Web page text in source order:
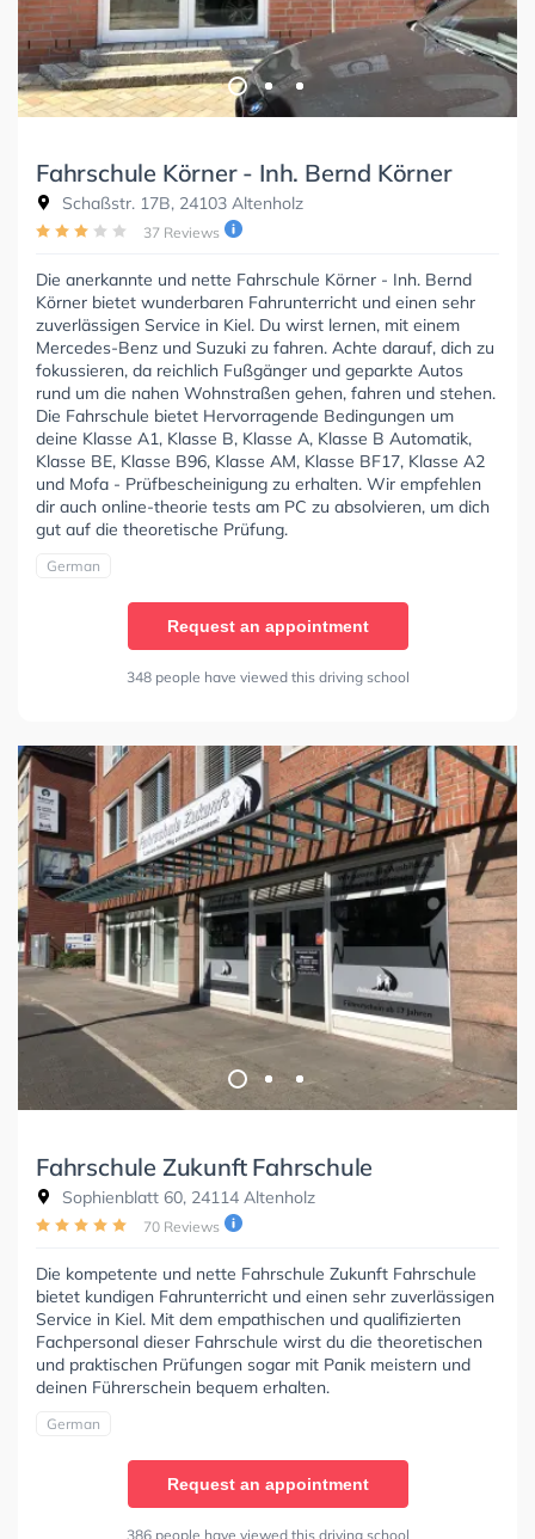
Fahrschule Körner - Inh. Bernd Körner
Schaßstr. 17B, 24103 Altenholz
37 Reviews
Die anerkannte und nette Fahrschule Körner - Inh. Bernd
Körner bietet wunderbaren Fahrunterricht und einen sehr
zuverlässigen Service in Kiel. Du wirst lernen, mit einem
Mercedes-Benz und Suzuki zu fahren. Achte darauf, dich zu
fokussieren, da reichlich Fußgänger und geparkte Autos
rund um die nahen Wohnstraßen gehen, fahren und stehen.
Die Fahrschule bietet Hervorragende Bedingungen um
deine Klasse A1, Klasse B, Klasse A, Klasse B Automatik,
Klasse BE, Klasse B96, Klasse AM, Klasse BF17, Klasse A2
und Mofa - Prüfbescheinigung zu erhalten. Wir empfehlen
dir auch online-theorie tests am PC zu absolvieren, um dich
gut auf die theoretische Prüfung.
German
Request an appointment
348 people have viewed this driving school
Fahrschule Zukunft Fahrschule
Sophienblatt 60, 24114 Altenholz
70 Reviews
Die kompetente und nette Fahrschule Zukunft Fahrschule
bietet kundigen Fahrunterricht und einen sehr zuverlässigen
Service in Kiel. Mit dem empathischen und qualifizierten
Fachpersonal dieser Fahrschule wirst du die theoretischen
und praktischen Prüfungen sogar mit Panik meistern und
deinen Führerschein bequem erhalten.
German
Request an appointment
386 people have viewed this driving school